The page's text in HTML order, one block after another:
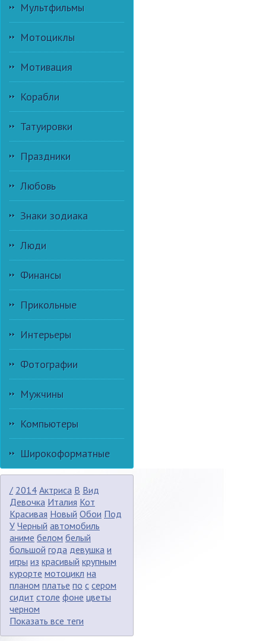
Мультфильмы
Мотоциклы
Мотивация
Корабли
Татуировки
Праздники
Любовь
Знаки зодиака
Люди
Финансы
Прикольные
Интерьеры
Фотографии
Мужчины
Компьютеры
Широкоформатные
/ 2014 Актриса В Вид
Девочка Италия Кот
Красивая Новый Обои Под
У Черный автомобиль
аниме белом белый
большой года девушка и
игры из красивый крупным
курорте мотоцикл на
планом платье по с сером
сидит столе фоне цветы
черном
Показать все теги